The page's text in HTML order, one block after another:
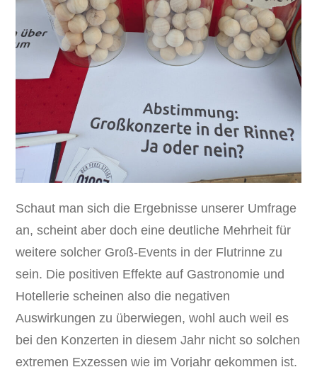
Schaut man sich die Ergebnisse unserer Umfrage
an, scheint aber doch eine deutliche Mehrheit für
weitere solcher Groß-Events in der Flutrinne zu
sein. Die positiven Effekte auf Gastronomie und
Hotellerie scheinen also die negativen
Auswirkungen zu überwiegen, wohl auch weil es
bei den Konzerten in diesem Jahr nicht so solchen
extremen Exzessen wie im Vorjahr gekommen ist.